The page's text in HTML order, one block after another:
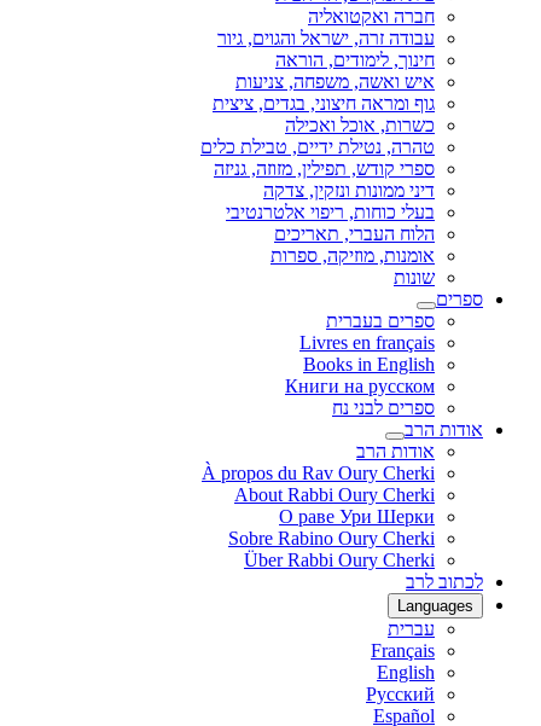
חברה ואקטואליה
עבודה זרה, ישראל והגוים, גיור
חינוך, לימודים, הוראה
איש ואשה, משפחה, צניעות
גוף ומראה חיצוני, בגדים, ציצית
כשרות, אוכל ואכילה
טהרה, נטילת ידיים, טבילת כלים
ספרי קודש, תפילין, מזוזה, גניזה
דיני ממונות ונזקין, צדקה
בעלי כוחות, ריפוי אלטרנטיבי
הלוח העברי, תאריכים
אומנות, מוזיקה, ספרות
שונות
ספרים
ספרים בעברית
Livres en français
Books in English
Книги на русском
ספרים לבני נח
אודות הרב
אודות הרב
À propos du Rav Oury Cherki
About Rabbi Oury Cherki
О раве Ури Шерки
Sobre Rabino Oury Cherki
Über Rabbi Oury Cherki
לכתוב לרב
Languages
עברית
Français
English
Русский
Español